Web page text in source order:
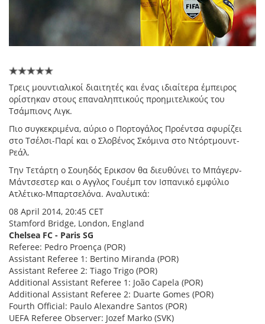
Τρεις μουντιαλικοί διαιτητές και ένας ιδιαίτερα έμπειρος
ορίστηκαν στους επαναληπτικούς προημιτελικούς του
Τσάμπιονς Λιγκ.
Πιο συγκεκριμένα, αύριο ο Πορτογάλος Προέντσα σφυρίζει
στο Τσέλσι-Παρί και ο Σλοβένος Σκόμινα στο Ντόρτμουντ-
Ρεάλ.
Την Τετάρτη ο Σουηδός Ερικσον θα διευθύνει το Μπάγερν-
Μάντσεστερ και ο Αγγλος Γουέμπ τον Ισπανικό εμφύλιο
Ατλέτικο-Μπαρτσελόνα. Αναλυτικά:
08 April 2014, 20:45 CET
Stamford Bridge, London, England
Chelsea FC - Paris SG
Referee: Pedro Proença (POR)
Assistant Referee 1: Bertino Miranda (POR)
Assistant Referee 2: Tiago Trigo (POR)
Additional Assistant Referee 1: João Capela (POR)
Additional Assistant Referee 2: Duarte Gomes (POR)
Fourth Official: Paulo Alexandre Santos (POR)
UEFA Referee Observer: Jozef Marko (SVK)